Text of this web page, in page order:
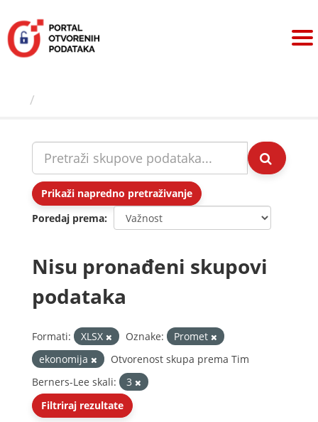
sadržaj
Prikaži napredno pretraživanje
Poredaj prema
Nisu pronađeni skupovi
podataka
Formati: XLSX Oznake:
Promet
ekonomija
Otvorenost skupa prema Tim
Berners-Lee skali:
3
Filtriraj rezultate